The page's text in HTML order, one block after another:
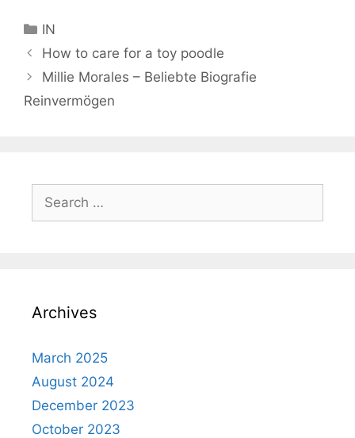
Categories
IN
How to care for a toy poodle
Millie Morales – Beliebte Biografie
Reinvermögen
for:
Archives
March 2025
August 2024
December 2023
October 2023